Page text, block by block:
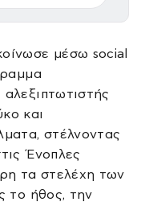
μέσω social
και
στέλνοντας
Ένοπλες
τα στελέχη των
το ήθος, την